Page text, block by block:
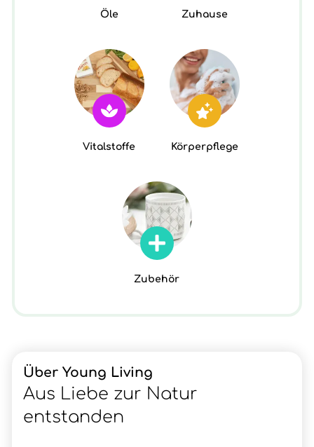
Öle Zuhause
Vitalstoffe Körperpflege
Zubehör
Über Young Living
Aus Liebe zur Natur
entstanden